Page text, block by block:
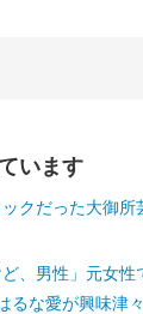
います
ックだった大御
ど、男性」元女
るな愛が興味津